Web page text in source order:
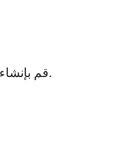
قم بإنشاء روتين مهدئ لوقت النوم يشير إلى جسدك أن الوقت قد حان للاسترخاء، مثل القراءة، أو التمدد اللطيف، أو الاستماع إلى موسيقى هادئة.